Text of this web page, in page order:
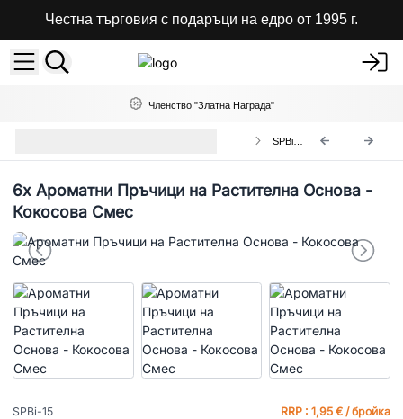
Честна търговия с подаръци на едро от 1995 г.
Членство "Златна Награда"
SPBi-15
6x Ароматни Пръчици на Растителна Основа -
Кокосова Смес
SPBi-15 RRP : 1,95 € / бройка